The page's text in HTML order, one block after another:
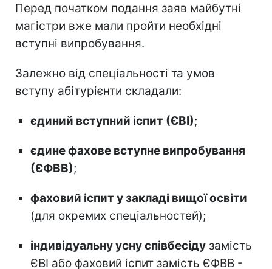
Перед початком подання заяв майбутні
магістри вже мали пройти необхідні
вступні випробування.
Залежно від спеціальності та умов
вступу абітурієнти складали:
єдиний вступний іспит (ЄВІ);
єдине фахове вступне випробування
(ЄФВВ);
фаховий іспит у закладі вищої освіти
(для окремих спеціальностей);
індивідуальну усну співбесіду замість
ЄВІ або фаховий іспит замість ЄФВВ -